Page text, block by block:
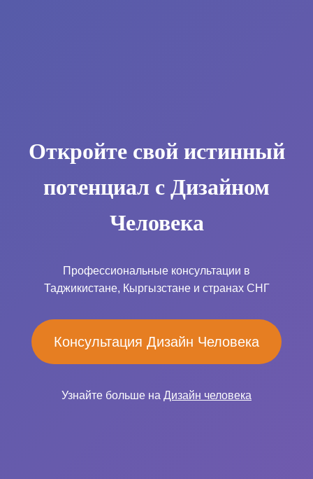
Откройте свой истинный
потенциал с Дизайном
Человека
Профессиональные консультации в
Таджикистане, Кыргызстане и странах СНГ
Консультация Дизайн Человека
Узнайте больше на Дизайн человека